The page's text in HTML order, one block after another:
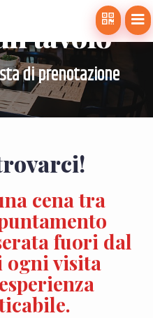
tavolo
di prenotazione
cena tra
fuori dal
ogni visita